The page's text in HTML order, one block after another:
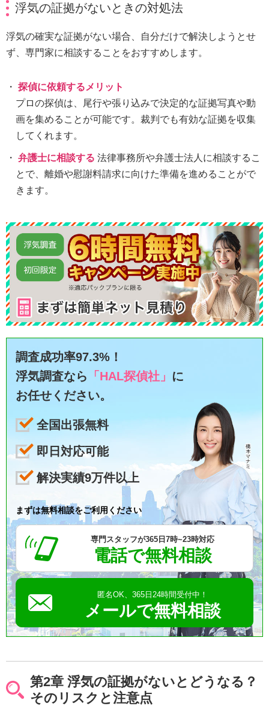
浮気の証拠がないときの対処法
浮気の確実な証拠がない場合、自分だけで解決しようとせ
ず、専門家に相談することをおすすめします。
探偵に依頼するメリット
プロの探偵は、尾行や張り込みで決定的な証拠写真や動
画を集めることが可能です。裁判でも有効な証拠を収集
してくれます。
弁護士に相談する 法律事務所や弁護士法人に相談するこ
とで、離婚や慰謝料請求に向けた準備を進めることがで
きます。
調査成功率97.3%！
浮気調査なら 「HAL探偵社」 に
お任せください。
全国出張無料
即日対応可能
解決実績9万件以上
まずは無料相談をご利用ください
専門スタッフが365日7時~23時対応
電話で無料相談
匿名OK、365日24時間受付中！
メールで無料相談
第2章 浮気の証拠がないとどうなる？
そのリスクと注意点